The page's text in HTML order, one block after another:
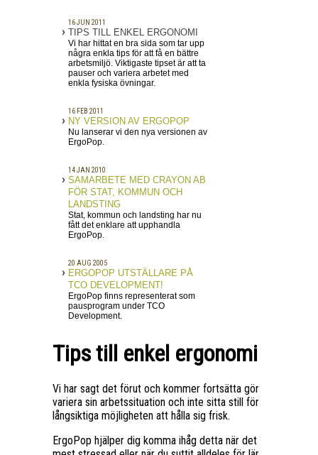
16 JUN 2011
TIPS TILL ENKEL ERGONOMI
Vi har hittat en bra sida som tar upp
några enkla tips för att få en bättre
arbetsmiljö. Viktigaste tipset är att ta
pauser och variera arbetet med
enkla fysiska övningar.
16 FEB 2011
NY VERSION AV ERGOPOP
Nu lanserar vi den nya versionen av
ErgoPop.
14 JAN 2010
SAMARBETE MED CRAYON AB
FÖR STAT, KOMMUN OCH
LANDSTING
Stat, kommun och landsting har nu
fått det enklare att upphandla
ErgoPop.
20 AUG 2005
ERGOPOP UTSTÄLLARE PÅ
TCO DEVELOPMENT!
ErgoPop finns representerat som
pausprogram under TCO
Development.
Tips till enkel ergonomi
Vi har sagt det förut och kommer fortsätta göra det till
variera sin arbetssituation och inte sitta still för länge är
långsiktiga möjligheten att hålla sig frisk.
ErgoPop hjälper dig komma ihåg detta när det behövs